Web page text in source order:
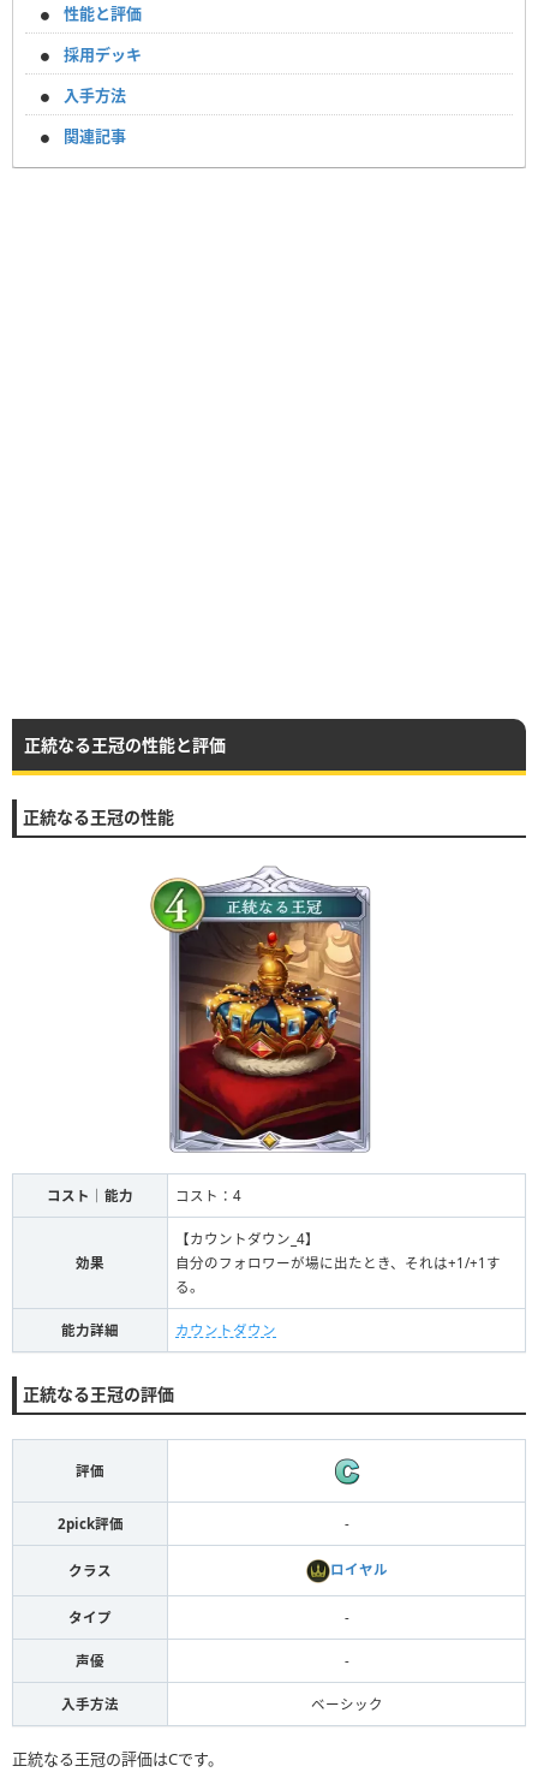
性能と評価
採用デッキ
入手方法
関連記事
正統なる王冠の性能と評価
正統なる王冠の性能
コスト｜能力 コスト：4
効果
【カウントダウン_4】
自分のフォロワーが場に出たとき、それは+1/+1す
る。
能力詳細 カウントダウン
正統なる王冠の評価
評価
2pick評価 -
クラス ロイヤル
タイプ -
声優 -
入手方法 ベーシック
正統なる王冠の評価はCです。